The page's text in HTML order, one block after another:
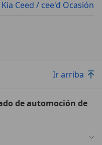
Kia Ceed / cee'd Ocasión
Ir arriba
de automoción de